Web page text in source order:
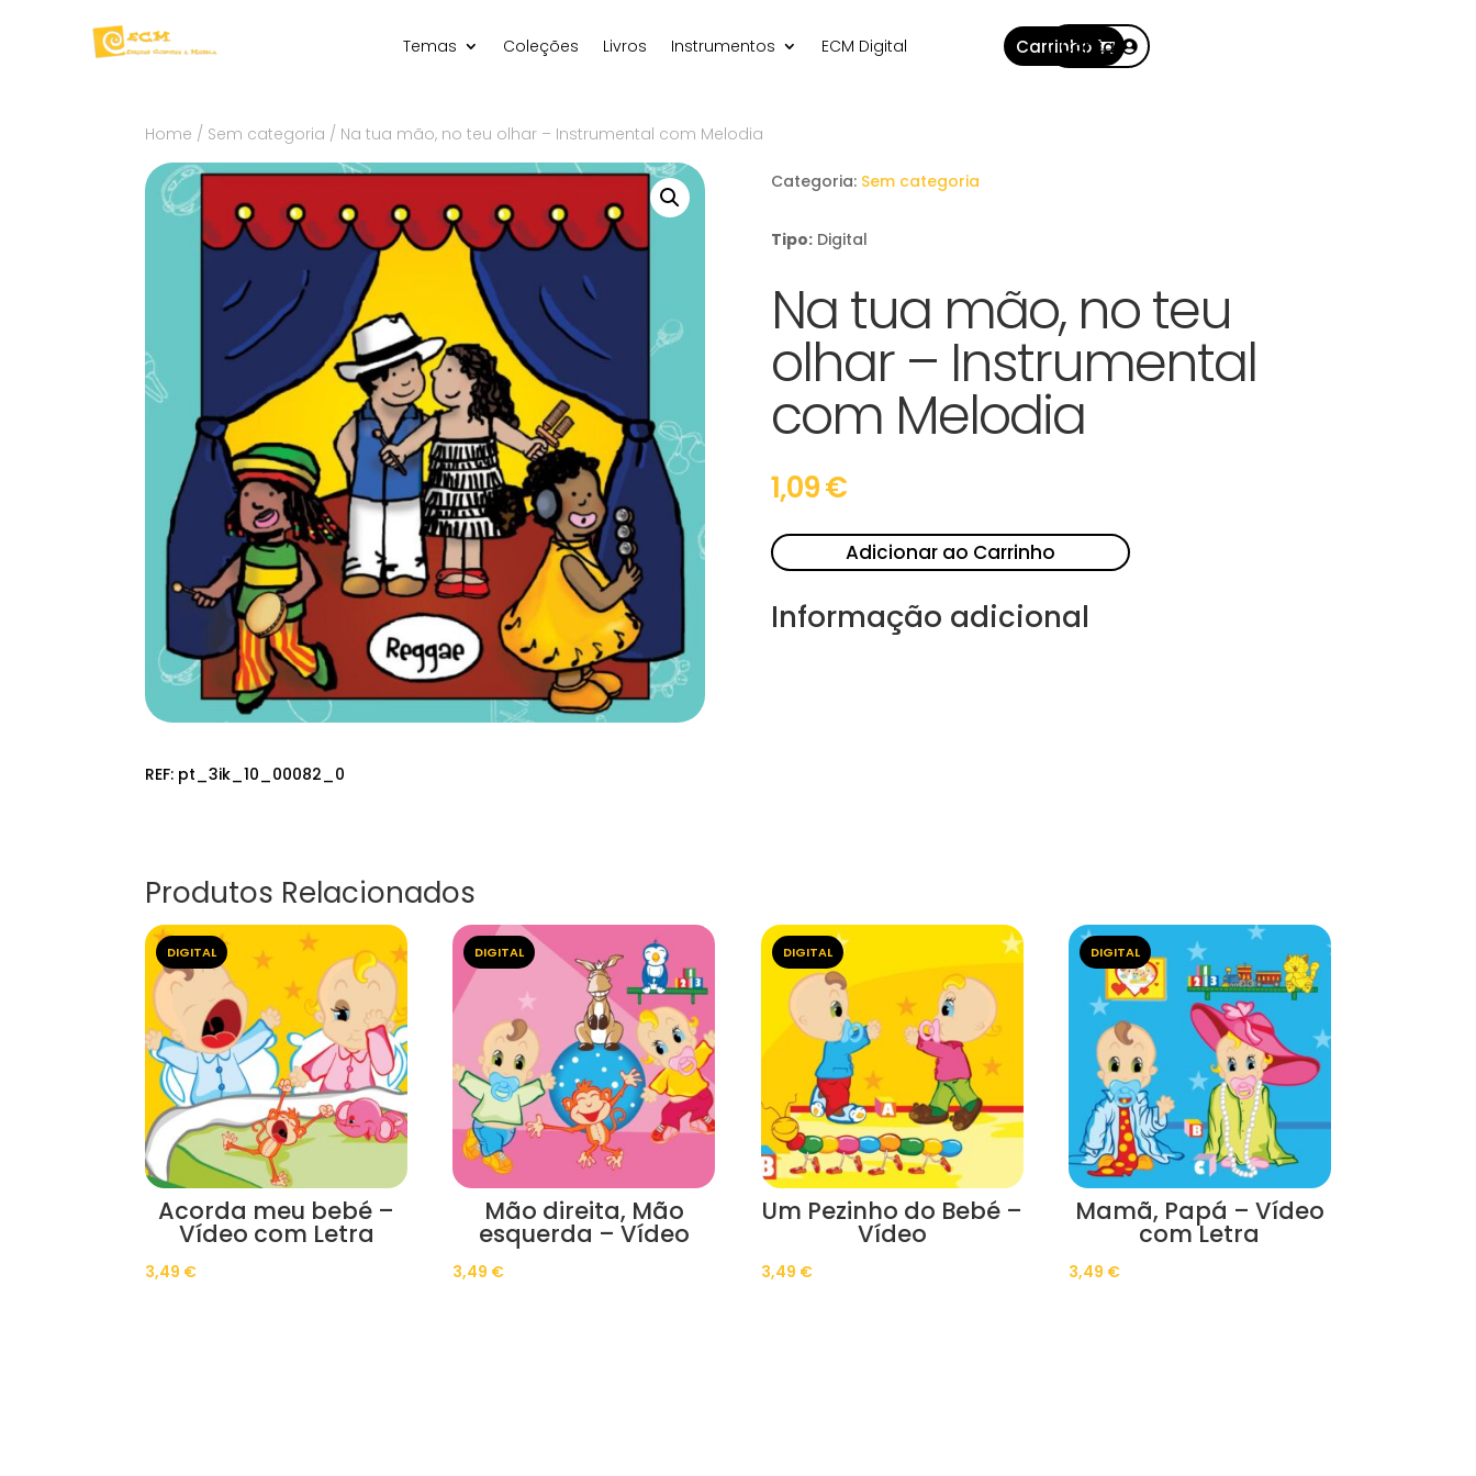
Temas Coleções Livros Instrumentos ECM Digital Carrinho
Conta
Home / Sem categoria / Na tua mão, no teu olhar – Instrumental com Melodia
REF: pt_3ik_10_00082_0
Categoria: Sem categoria
Tipo: Digital
Na tua mão, no teu
olhar – Instrumental
com Melodia
1,09€
Adicionar ao Carrinho
Informação adicional
Produtos Relacionados
DIGITAL
Acorda meu bebé –
Vídeo com Letra
3,49 €
DIGITAL
Mão direita, Mão
esquerda – Vídeo
3,49 €
DIGITAL
Um Pezinho do Bebé –
Vídeo
3,49 €
DIGITAL
Mamã, Papá – Vídeo
com Letra
3,49 €